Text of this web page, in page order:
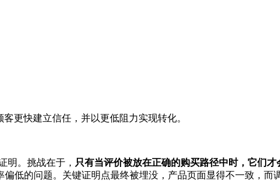
更快建立信任，并以更低阻力实现转化。
明。挑战在于， 只有当评价被放在正确的购买路径中时，它们才
低的问题。关键证明点最终被埋没，产品页面显得不一致，而